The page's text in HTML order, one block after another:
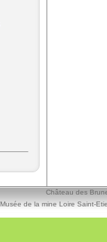
Château des
Musée de la mine Loire Saint-